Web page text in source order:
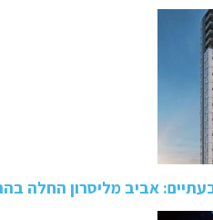
אביב מליסרון החלה